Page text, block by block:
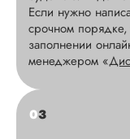
Если нужно
срочном порядке,
заполнении
менеджером «
03